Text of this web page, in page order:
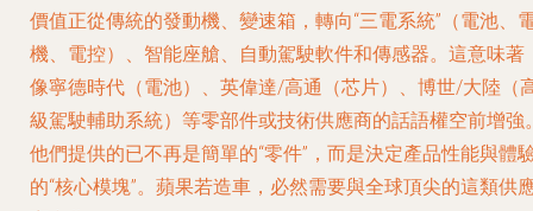
價值正從傳統的發動機、變速箱，轉向“三電系統”（電池、
機、電控）、智能座艙、自動駕駛軟件和傳感器。這意味著
像寧德時代（電池）、英偉達/高通（芯片）、博世/大陸（
級駕駛輔助系統）等零部件或技術供應商的話語權空前增強
他們提供的已不再是簡單的“零件”，而是決定產品性能與體
的“核心模塊”。蘋果若造車，必然需要與全球頂尖的這類供